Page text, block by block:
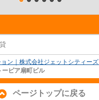
ン｜株式会社ジェットシティーズ
ーピア扇町ビル
ページトップに戻る